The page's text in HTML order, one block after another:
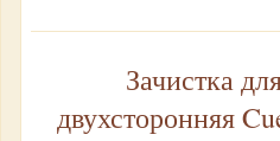
Зачистка
двухсторонняя